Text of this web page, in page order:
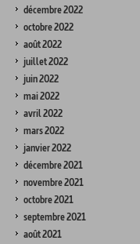
décembre 2022
octobre 2022
août 2022
juillet 2022
juin 2022
mai 2022
avril 2022
mars 2022
janvier 2022
décembre 2021
novembre 2021
octobre 2021
septembre 2021
août 2021